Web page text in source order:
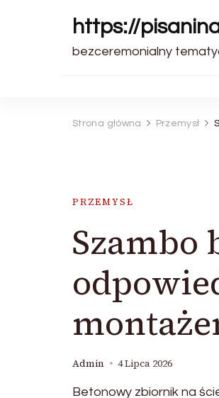
https://
bezceremonialny
Strona główna Przemysł
PRZEMYSŁ
Szambo
Admin 4 Lipca 2026
Betonowy zbiornik na